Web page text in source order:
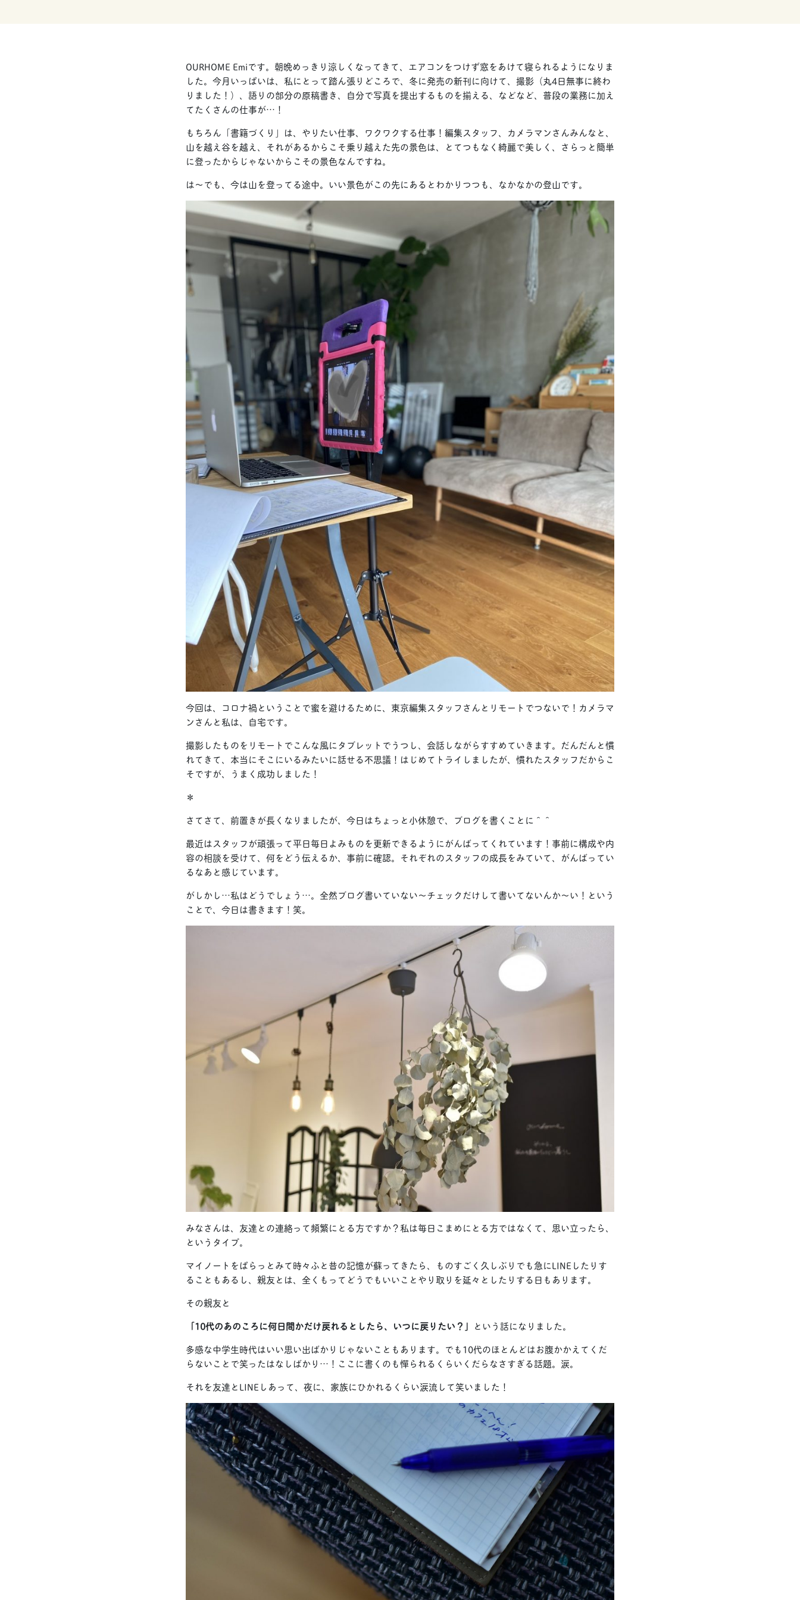
OURHOME Emiです。朝晩めっきり涼しくなってきて、エアコンをつけず窓をあけて寝られるようになりま
した。今月いっぱいは、私にとって踏ん張りどころで、冬に発売の新刊に向けて、撮影（丸4日無事に終わ
りました！）、語りの部分の原稿書き、自分で写真を提出するものを揃える、などなど、普段の業務に加え
てたくさんの仕事が…！
もちろん「書籍づくり」は、やりたい仕事、ワクワクする仕事！編集スタッフ、カメラマンさんみんなと、
山を越え谷を越え、それがあるからこそ乗り越えた先の景色は、とてつもなく綺麗で美しく、さらっと簡単
に登ったからじゃないからこその景色なんですね。
は〜でも、今は山を登ってる途中。いい景色がこの先にあるとわかりつつも、なかなかの登山です。
今回は、コロナ禍ということで蜜を避けるために、東京編集スタッフさんとリモートでつないで！カメラマ
ンさんと私は、自宅です。
撮影したものをリモートでこんな風にタブレットでうつし、会話しながらすすめていきます。だんだんと慣
れてきて、本当にそこにいるみたいに話せる不思議！はじめてトライしましたが、慣れたスタッフだからこ
そですが、うまく成功しました！
＊
さてさて、前置きが長くなりましたが、今日はちょっと小休憩で、ブログを書くことに＾＾
最近はスタッフが頑張って平日毎日よみものを更新できるようにがんばってくれています！事前に構成や内
容の相談を受けて、何をどう伝えるか、事前に確認。それぞれのスタッフの成長をみていて、がんばってい
るなあと感じています。
がしかし…私はどうでしょう…。全然ブログ書いていない〜チェックだけして書いてないんか〜い！という
ことで、今日は書きます！笑。
みなさんは、友達との連絡って頻繁にとる方ですか？私は毎日こまめにとる方ではなくて、思い立ったら、
というタイプ。
マイノートをぱらっとみて時々ふと昔の記憶が蘇ってきたら、ものすごく久しぶりでも急にLINEしたりす
ることもあるし、親友とは、全くもってどうでもいいことやり取りを延々としたりする日もあります。
その親友と
「10代のあのころに何日間かだけ戻れるとしたら、いつに戻りたい？」 という話になりました。
多感な中学生時代はいい思い出ばかりじゃないこともあります。でも10代のほとんどはお腹かかえてくだ
らないことで笑ったはなしばかり…！ここに書くのも憚られるくらいくだらなさすぎる話題。涙。
それを友達とLINEしあって、夜に、家族にひかれるくらい涙流して笑いました！